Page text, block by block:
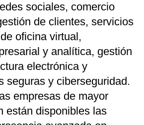
sociales, comercio
de clientes, servicios
oficina virtual,
y analítica, gestión
electrónica y
seguras y ciberseguridad.
empresas de mayor
están disponibles las